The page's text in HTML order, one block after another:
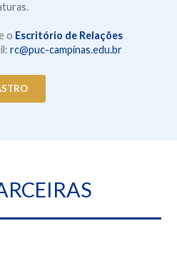
o Escritório de Relações
rc@puc-campinas.edu.br